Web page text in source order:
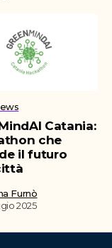
Catania:
che
il futuro
Furnò
2025